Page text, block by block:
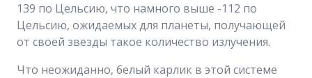
139 по Цельсию, что намного выше -112 по
Цельсию, ожидаемых для планеты, получающей
от своей звезды такое количество излучения.
Что неожиданно, белый карлик в этой системе